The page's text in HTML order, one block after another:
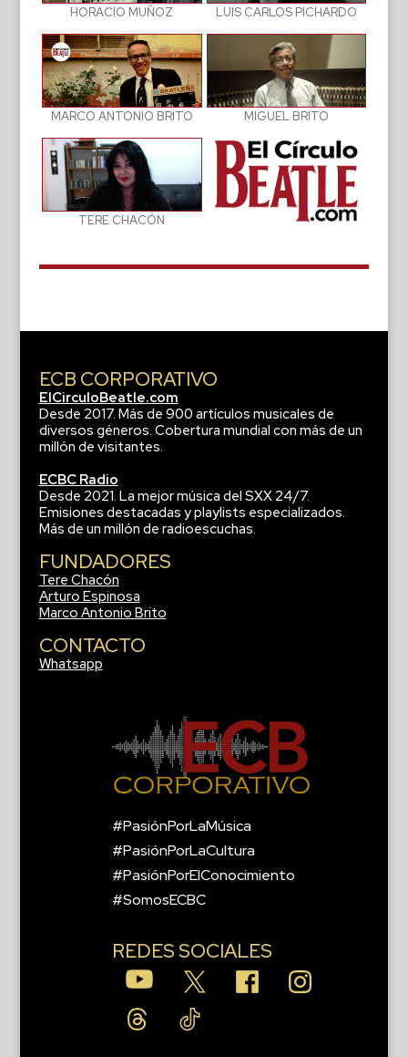
HORACIO MUÑOZ LUIS CARLOS PICHARDO
MARCO ANTONIO BRITO MIGUEL BRITO
TERE CHACÓN
ECB CORPORATIVO
ElCirculoBeatle.com
Desde 2017. Más de 900 artículos musicales de
diversos géneros. Cobertura mundial con más de un
millón de visitantes.
ECBC Radio
Desde 2021. La mejor música del SXX 24/7.
Emisiones destacadas y playlists especializados.
Más de un millón de radioescuchas.
FUNDADORES
Tere Chacón
Arturo Espinosa
Marco Antonio Brito
CONTACTO
Whatsapp
#PasiónPorLaMúsica
#PasiónPorLaCultura
#PasiónPorElConocimiento
#SomosECBC
REDES SOCIALES